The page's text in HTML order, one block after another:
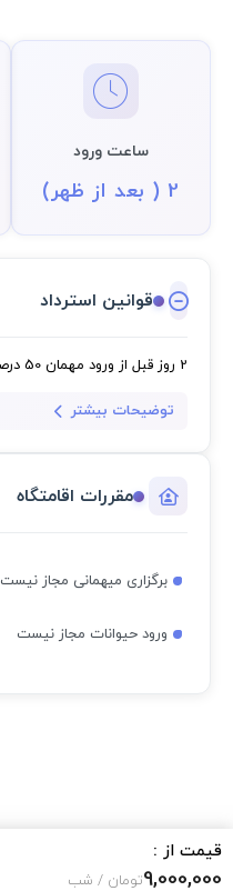
ساعت ورود
2 ( بعد از ظهر)
قوانین استرداد
2 روز قبل از ورود مهمان 50 درصد مبلغ رزرو کسر خواهد شد
توضیحات بیشتر
مقررات اقامتگاه
برگزاری میهمانی مجاز نیست
ورود حیوانات مجاز نیست
قیمت از :
9,000,000تومان / شب